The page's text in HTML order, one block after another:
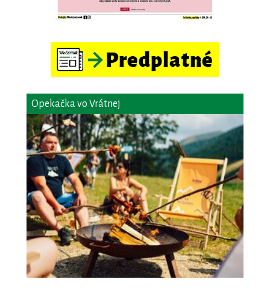
Opekačka vo Vrátnej